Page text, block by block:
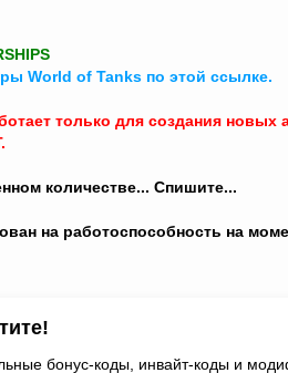
World of Tanks по этой ссылке.
только для создания новых
количестве... Спишите...
на работоспособность на
бонус-коды, инвайт-коды и